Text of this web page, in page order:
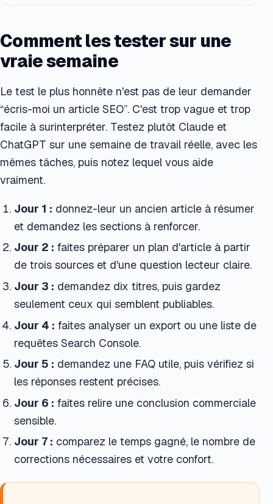
Comment les tester sur une
vraie semaine
Le test le plus honnête n'est pas de leur demander
“écris-moi un article SEO”. C'est trop vague et trop
facile à surinterpréter. Testez plutôt Claude et
ChatGPT sur une semaine de travail réelle, avec les
mêmes tâches, puis notez lequel vous aide
vraiment.
Jour 1 : donnez-leur un ancien article à résumer
et demandez les sections à renforcer.
Jour 2 : faites préparer un plan d'article à partir
de trois sources et d'une question lecteur claire.
Jour 3 : demandez dix titres, puis gardez
seulement ceux qui semblent publiables.
Jour 4 : faites analyser un export ou une liste de
requêtes Search Console.
Jour 5 : demandez une FAQ utile, puis vérifiez si
les réponses restent précises.
Jour 6 : faites relire une conclusion commerciale
sensible.
Jour 7 : comparez le temps gagné, le nombre de
corrections nécessaires et votre confort.